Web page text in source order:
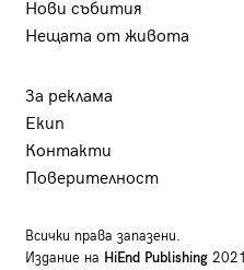
Нови събития
Нещата от живота
За реклама
Екип
Контакти
Поверителност
Всички права запазени.
Издание на HiEnd Publishing2021